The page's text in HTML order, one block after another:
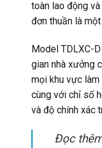
toàn lao động
đơn thuần là
Model TDLXC-
gian nhà xưởng
mọi khu vực làm
cùng với chỉ số
và độ chính xác
Đọc